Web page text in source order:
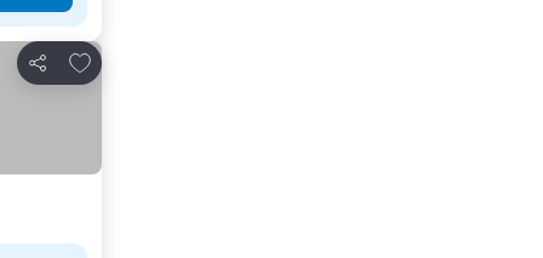
공유
즐겨찾기에 추가